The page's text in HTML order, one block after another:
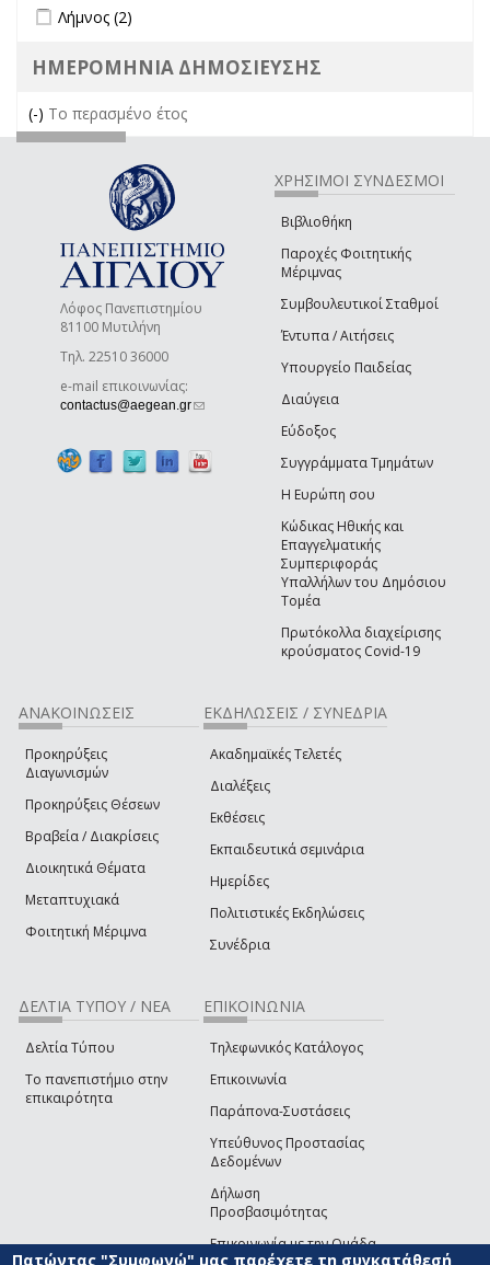
Apply Λήμνος filter
Λήμνος (2)
ΗΜΕΡΟΜΗΝΙΑ ΔΗΜΟΣΙΕΥΣΗΣ
(-) Remove Το περασμένο έτος filter
Το περασμένο έτος
Λόφος Πανεπιστημίου
81100 Μυτιλήνη
Τηλ. 22510 36000
e-mail επικοινωνίας:
contactus@aegean.gr(link sends e-mail)
ΧΡΗΣΙΜΟΙ ΣΥΝΔΕΣΜΟΙ
Βιβλιοθήκη
Παροχές Φοιτητικής
Μέριμνας
Συμβουλευτικοί Σταθμοί
Έντυπα / Αιτήσεις
Υπουργείο Παιδείας
Διαύγεια
Εύδοξος
Συγγράμματα Τμημάτων
Η Ευρώπη σου
Κώδικας Ηθικής και
Επαγγελματικής
Συμπεριφοράς
Υπαλλήλων του Δημόσιου
Τομέα
Πρωτόκολλα διαχείρισης
κρούσματος Covid-19
ΑΝΑΚΟΙΝΩΣΕΙΣ
Προκηρύξεις
Διαγωνισμών
Προκηρύξεις Θέσεων
Βραβεία / Διακρίσεις
Διοικητικά Θέματα
Μεταπτυχιακά
Φοιτητική Μέριμνα
ΕΚΔΗΛΩΣΕΙΣ / ΣΥΝΕΔΡΙΑ
Ακαδημαϊκές Τελετές
Διαλέξεις
Εκθέσεις
Εκπαιδευτικά σεμινάρια
Ημερίδες
Πολιτιστικές Εκδηλώσεις
Συνέδρια
ΔΕΛΤΙΑ ΤΥΠΟΥ / ΝΕΑ
Δελτία Τύπου
Το πανεπιστήμιο στην
επικαιρότητα
ΕΠΙΚΟΙΝΩΝΙΑ
Τηλεφωνικός Κατάλογος
Επικοινωνία
Παράπονα-Συστάσεις
Υπεύθυνος Προστασίας
Δεδομένων
Δήλωση
Προσβασιμότητας
Επικοινωνία με την Ομάδα
Πατώντας "Συμφωνώ" μας παρέχετε τη συγκατάθεσή